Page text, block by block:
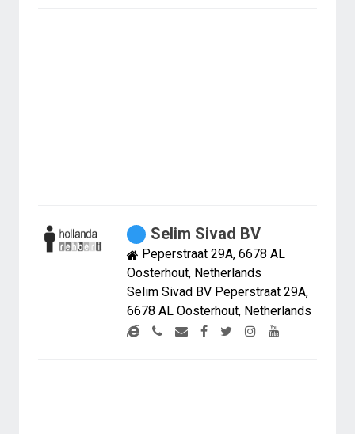
Selim Sivad BV
Peperstraat 29A, 6678 AL
Oosterhout, Netherlands
Selim Sivad BV Peperstraat 29A,
6678 AL Oosterhout, Netherlands